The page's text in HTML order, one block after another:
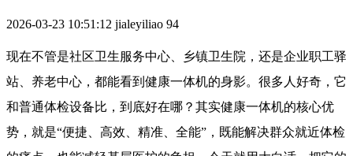
2026-03-23 10:51:12 jialeyiliao 94
现在不管是社区卫生服务中心、乡镇卫生院，还是企业职工驿
站、养老中心，都能看到健康一体机的身影。很多人好奇，它
和普通体检设备比，到底好在哪？其实健康一体机的核心优
势，就是“便捷、高效、精准、全能”，既能解决群众就近体检